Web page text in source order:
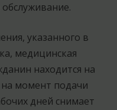
указанного в
медицинская
находится на
момент подачи
дней снимает